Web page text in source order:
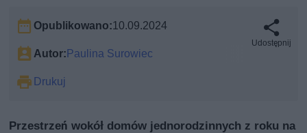
Opublikowano:10.09.2024
Autor:Paulina Surowiec
Drukuj
Udostępnij
Przestrzeń wokół domów jednorodzinnych z roku na